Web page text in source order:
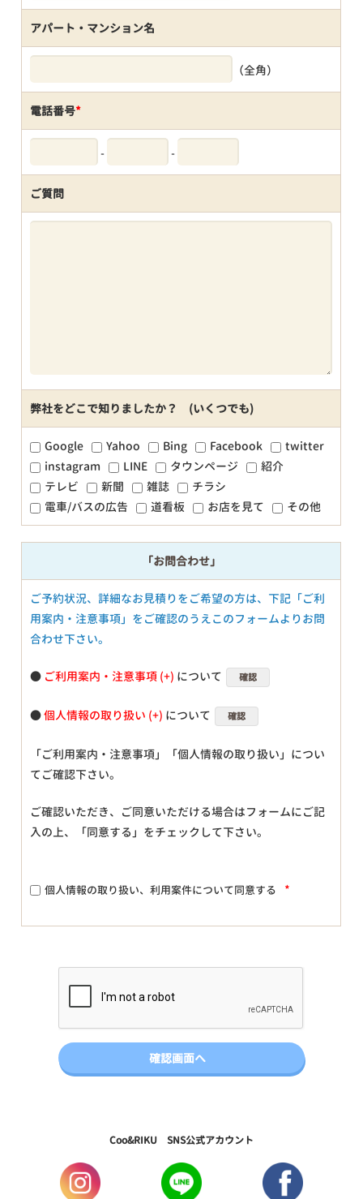
アパート・マンション名
（全角）
電話番号*
- -
ご質問
弊社をどこで知りましたか？ (いくつでも)
Google Yahoo Bing Facebook
twitter
instagram
LINE タウンページ
紹介
テレビ
新聞 雑誌
チラシ
電車/バスの広告
道看板 お店を見て その他
「お問合わせ」
ご予約状況、詳細なお見積りをご希望の方は、下記「ご利
用案内・注意事項」をご確認のうえこのフォームよりお問
合わせ下さい。
● ご利用案内・注意事項 について 確認
●個人情報の取り扱い について 確認
「ご利用案内・注意事項」「個人情報の取り扱い」につい
てご確認下さい。
ご確認いただき、ご同意いただける場合はフォームにご記
入の上、「同意する」をチェックして下さい。
個人情報の取り扱い、利用案件について同意する *
Coo&RIKU SNS公式アカウント